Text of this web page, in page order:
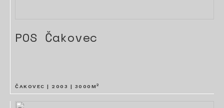
POS Čakovec
ČAKOVEC | 2003 | 3000 M 2